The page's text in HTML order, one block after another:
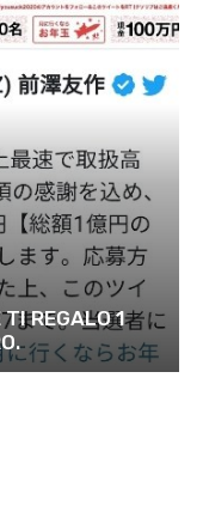
REGALO 1